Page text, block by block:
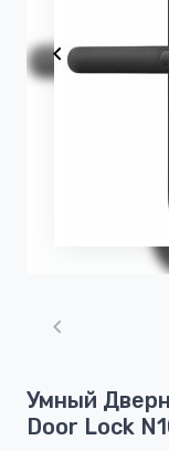
1
of
Умный
Door Lock